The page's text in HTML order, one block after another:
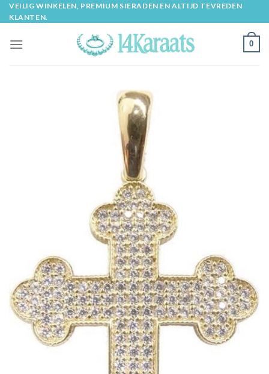
Skip
to
VEILIG WINKELEN, PREMIUM SIERADEN EN ALTIJD TEVREDEN
KLANTEN.
0